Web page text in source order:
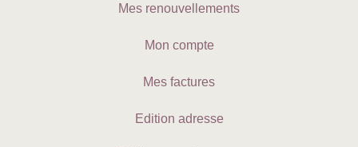
Mes renouvellements
Mon compte
Mes factures
Edition adresse